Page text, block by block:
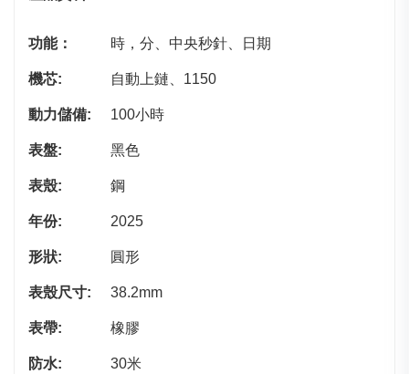
功能： 時，分、中央秒針、日期
機芯: 自動上鏈、1150
動力儲備: 100小時
表盤: 黑色
表殼: 鋼
年份: 2025
形狀: 圓形
表殼尺寸: 38.2mm
表帶: 橡膠
防水: 30米